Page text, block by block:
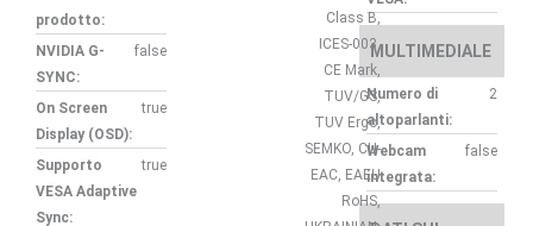
prodotto:
NVIDIA G-
SYNC:
false
On Screen
Display (OSD):
true
Supporto
VESA Adaptive
Sync:
true
Class B,
ICES-003,
CE Mark,
TUV/GS,
TUV Ergo,
SEMKO, CU-
EAC, EAEU
RoHS,
MULTIMEDIALE
Numero di
altoparlanti:
2
Webcam
integrata:
false